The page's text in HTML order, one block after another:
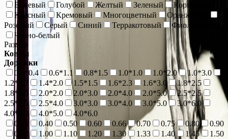
Бежевый
Голубой Желтый Зеленый
Коричневый
Красный
Кремовый Многоцветный
Оранжевый
Розовый
Серый Синий Терракотовый
Фиолетовый
Черно-белый
Размер
Ковры
Дорожки
0.4*0.4
0.6*1.1 0.8*1.5 1.0*1.0 1.0*2.0
1.0*3.0
1.2*1.7
1.4*2.0 1.5*1.5 1.6*2.3 1.6*3.0
1.8*2.5
1.8*3.5
2.0*2.0 2.0*3.0 2.0*4.0 2.0*5.0
2.5*2.5
2.5*3.5
2.5*4.0 3.0*3.0 3.0*4.0 3.0*5.0
3.0*6.0
4.0*4.0
4.0*5.0
4.0*6.0
0.30
0.40 0.50 0.60 0.66 0.70 0.75 0.80
0.90
0.98
1.00 1.10 1.20 1.30 1.33 1.40 1.45
1.50